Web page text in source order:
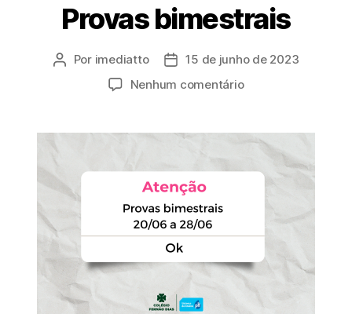
Provas bimestrais
Por imediatto
15 de junho de 2023
Nenhum comentário